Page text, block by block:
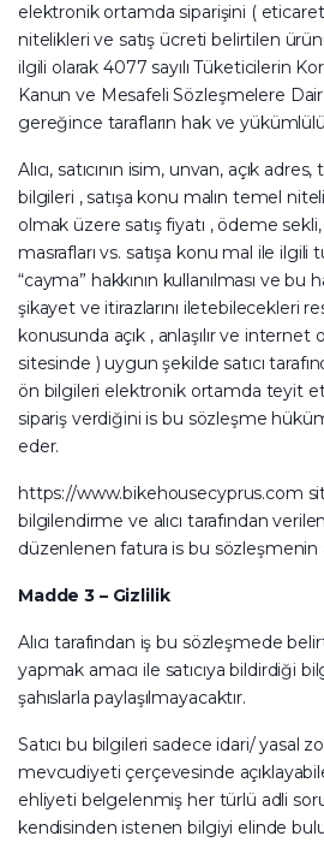
elektronik ortamda siparişini ( eticaret
nitelikleri ve satış ücreti belirtilen
ilgili olarak 4077 sayılı Tüketicilerin
Kanun ve Mesafeli Sözleşmelere
gereğince tarafların hak ve
Alıcı, satıcının isim, unvan, açık
bilgileri , satışa konu malın temel
olmak üzere satış fiyatı , ödeme
masrafları vs. satışa konu mal ile
“cayma” hakkının kullanılması ve bu
şikayet ve itirazlarını iletebilecekleri
konusunda açık , anlaşılır ve internet
sitesinde ) uygun şekilde satıcı
ön bilgileri elektronik ortamda teyit
sipariş verdiğini is bu sözleşme
eder.
https://www.bikehousecyprus.com
bilgilendirme ve alıcı tarafından
düzenlenen fatura is bu sözleşmenin
Madde 3 – Gizlilik
Alıcı tarafından iş bu sözleşmede
yapmak amacı ile satıcıya bildirdiği
şahıslarla paylaşılmayacaktır.
Satıcı bu bilgileri sadece idari/ yasal
mevcudiyeti çerçevesinde
ehliyeti belgelenmiş her türlü adli
kendisinden istenen bilgiyi elinde